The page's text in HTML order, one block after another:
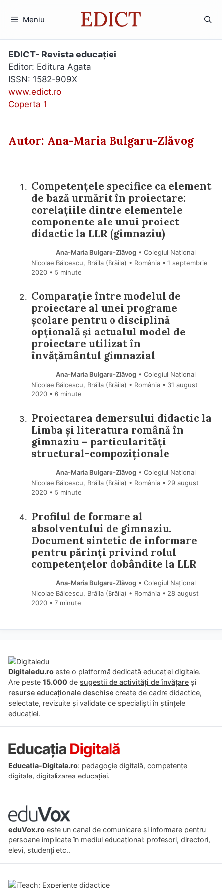
Meniu
EDICT- Revista educației
Editor: Editura Agata
ISSN: 1582-909X
www.edict.ro
Coperta 1
Autor: Ana-Maria Bulgaru-Zlăvog
Competențele specifice ca element
de bază urmărit în proiectare:
corelațiile dintre elementele
componente ale unui proiect
didactic la LLR (gimnaziu)
Ana-Maria Bulgaru-Zlăvog• Colegiul Național
Nicolae Bălcescu, Brăila (Brăila) • România
1 septembrie
2020 • 5 minute
Comparație între modelul de
proiectare al unei programe
școlare pentru o disciplină
opțională și actualul model de
proiectare utilizat în
învățământul gimnazial
Ana-Maria Bulgaru-Zlăvog• Colegiul Național
Nicolae Bălcescu, Brăila (Brăila) • România
31 august
2020 • 6 minute
Proiectarea demersului didactic la
Limba și literatura română în
gimnaziu – particularități
structural-compoziționale
Ana-Maria Bulgaru-Zlăvog• Colegiul Național
Nicolae Bălcescu, Brăila (Brăila) • România
29 august
2020 • 5 minute
Profilul de formare al
absolventului de gimnaziu.
Document sintetic de informare
pentru părinți privind rolul
competențelor dobândite la LLR
Ana-Maria Bulgaru-Zlăvog• Colegiul Național
Nicolae Bălcescu, Brăila (Brăila) • România
28 august
2020 • 7 minute
Digitaledu.ro este o platformă dedicată educației digitale.
Are peste 15.000 de sugestii de activități de învățare și
resurse educaționale deschise create de cadre didactice,
selectate, revizuite și validate de specialiști în științele
educației.
Educatia-Digitala.ro: pedagogie digitală, competențe
digitale, digitalizarea educației.
eduVox.ro este un canal de comunicare și informare pentru
persoane implicate în mediul educațional: profesori, directori,
elevi, studenți etc..